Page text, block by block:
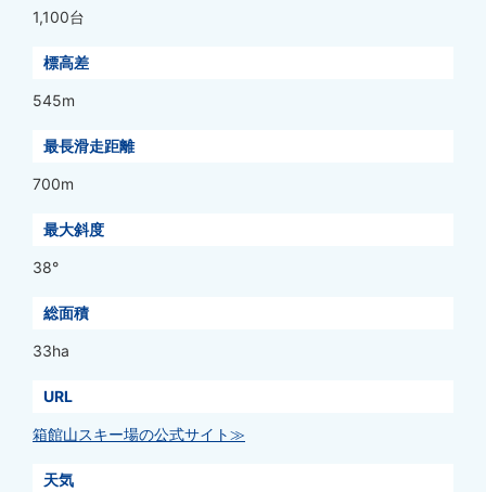
1,100台
標高差
545m
最長滑走距離
700m
最大斜度
38°
総面積
33ha
URL
箱館山スキー場の公式サイト≫
天気